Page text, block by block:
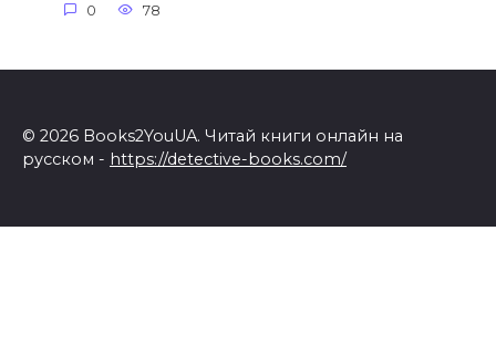
0 78
© 2026 Books2YouUA. Читай книги онлайн на
русском - https://detective-books.com/